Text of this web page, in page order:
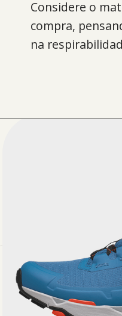
Considere o
compra,
na